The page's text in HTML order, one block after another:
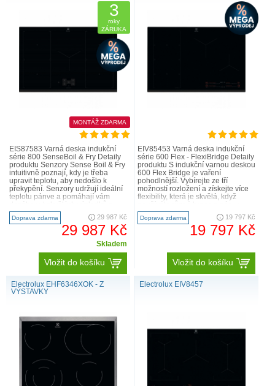
3
roky
ZÁRUKA
MONTÁŽ ZDARMA
EIS87583 Varná deska indukční
série 800 SenseBoil & Fry Detaily
produktu Senzory Sense Boil & Fry
intuitivně poznají, kdy je třeba
upravit teplotu, aby nedošlo k
překypění. Senzory udržují ideální
teplotu pánve a pomáhají vám
úspory energie – ..
Doprava zdarma 29 987 Kč
29 987 Kč
Skladem
Vložit do košíku
EIV85453 Varná deska indukční
série 600 Flex - FlexiBridge Detaily
produktu S indukční varnou deskou
600 Flex Bridge je vaření
pohodlnější. Vybírejte ze tří
možností rozložení a získejte více
flexibility, která je skvělá, když
najednou. Zvolte..
Doprava zdarma 19 797 Kč
19 797 Kč
Vložit do košíku
Electrolux EHF6346XOK - Z
VÝSTAVKY
Electrolux EIV8457